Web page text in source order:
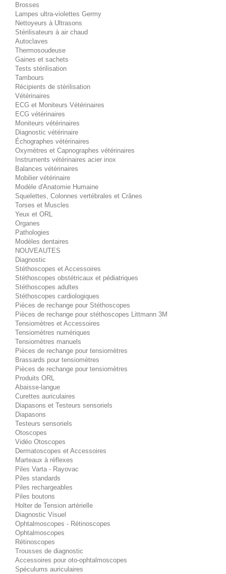
Brosses
Lampes ultra-violettes Germy
Nettoyeurs à Ultrasons
Stérilisateurs à air chaud
Autoclaves
Thermosoudeuse
Gaines et sachets
Tests stérilisation
Tambours
Récipients de stérilisation
Vétérinaires
ECG et Moniteurs Vétérinaires
ECG vétérinaires
Moniteurs vétérinaires
Diagnostic vétérinaire
Échographes vétérinaires
Oxymètres et Capnographes vétérinaires
Instruments vétérinaires acier inox
Balances vétérinaires
Mobilier vétérinaire
Modèle d'Anatomie Humaine
Squelettes, Colonnes vertébrales et Crânes
Torses et Muscles
Yeux et ORL
Organes
Pathologies
Modèles dentaires
NOUVEAUTES
Diagnostic
Stéthoscopes et Accessoires
Stéthoscopes obstétricaux et pédiatriques
Stéthoscopes adultes
Stéthoscopes cardiologiques
Pièces de rechange pour Stéthoscopes
Pièces de rechange pour stéthoscopes Littmann 3M
Tensiomètres et Accessoires
Tensiomètres numériques
Tensiomètres manuels
Pièces de rechange pour tensiomètres
Brassards pour tensiomètres
Pièces de rechange pour tensiomètres
Produits ORL
Abaisse-langue
Curettes auriculaires
Diapasons et Testeurs sensoriels
Diapasons
Testeurs sensoriels
Otoscopes
Vidéo Otoscopes
Dermatoscopes et Accessoires
Marteaux à réflexes
Piles Varta - Rayovac
Piles standards
Piles rechargeables
Piles boutons
Holter de Tension artérielle
Diagnostic Visuel
Ophtalmoscopes - Rétinoscopes
Ophtalmoscopes
Rétinoscopes
Trousses de diagnostic
Accessoires pour oto-ophtalmoscopes
Spéculums auriculaires